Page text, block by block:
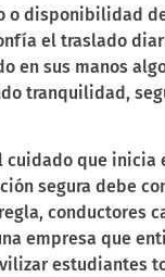
o disponibilidad
el traslado
en sus manos
tranquilidad,
cuidado que inicia
segura debe
conductores
empresa que
estudiantes